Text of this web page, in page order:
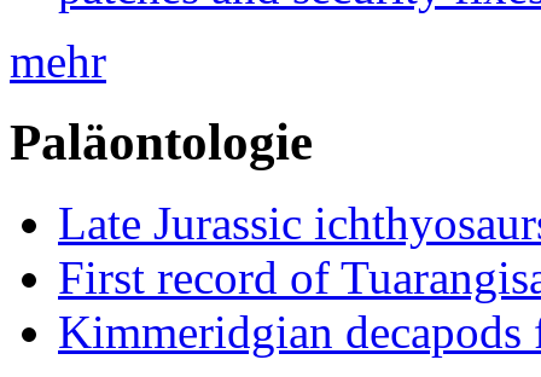
mehr
Paläontologie
Late Jurassic
First record of
Kimmeridgian